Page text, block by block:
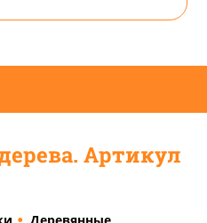
Артикул